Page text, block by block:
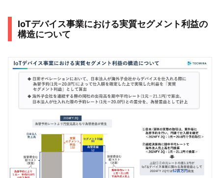
IoTデバイス事業における実質セグメント利益の
構造について